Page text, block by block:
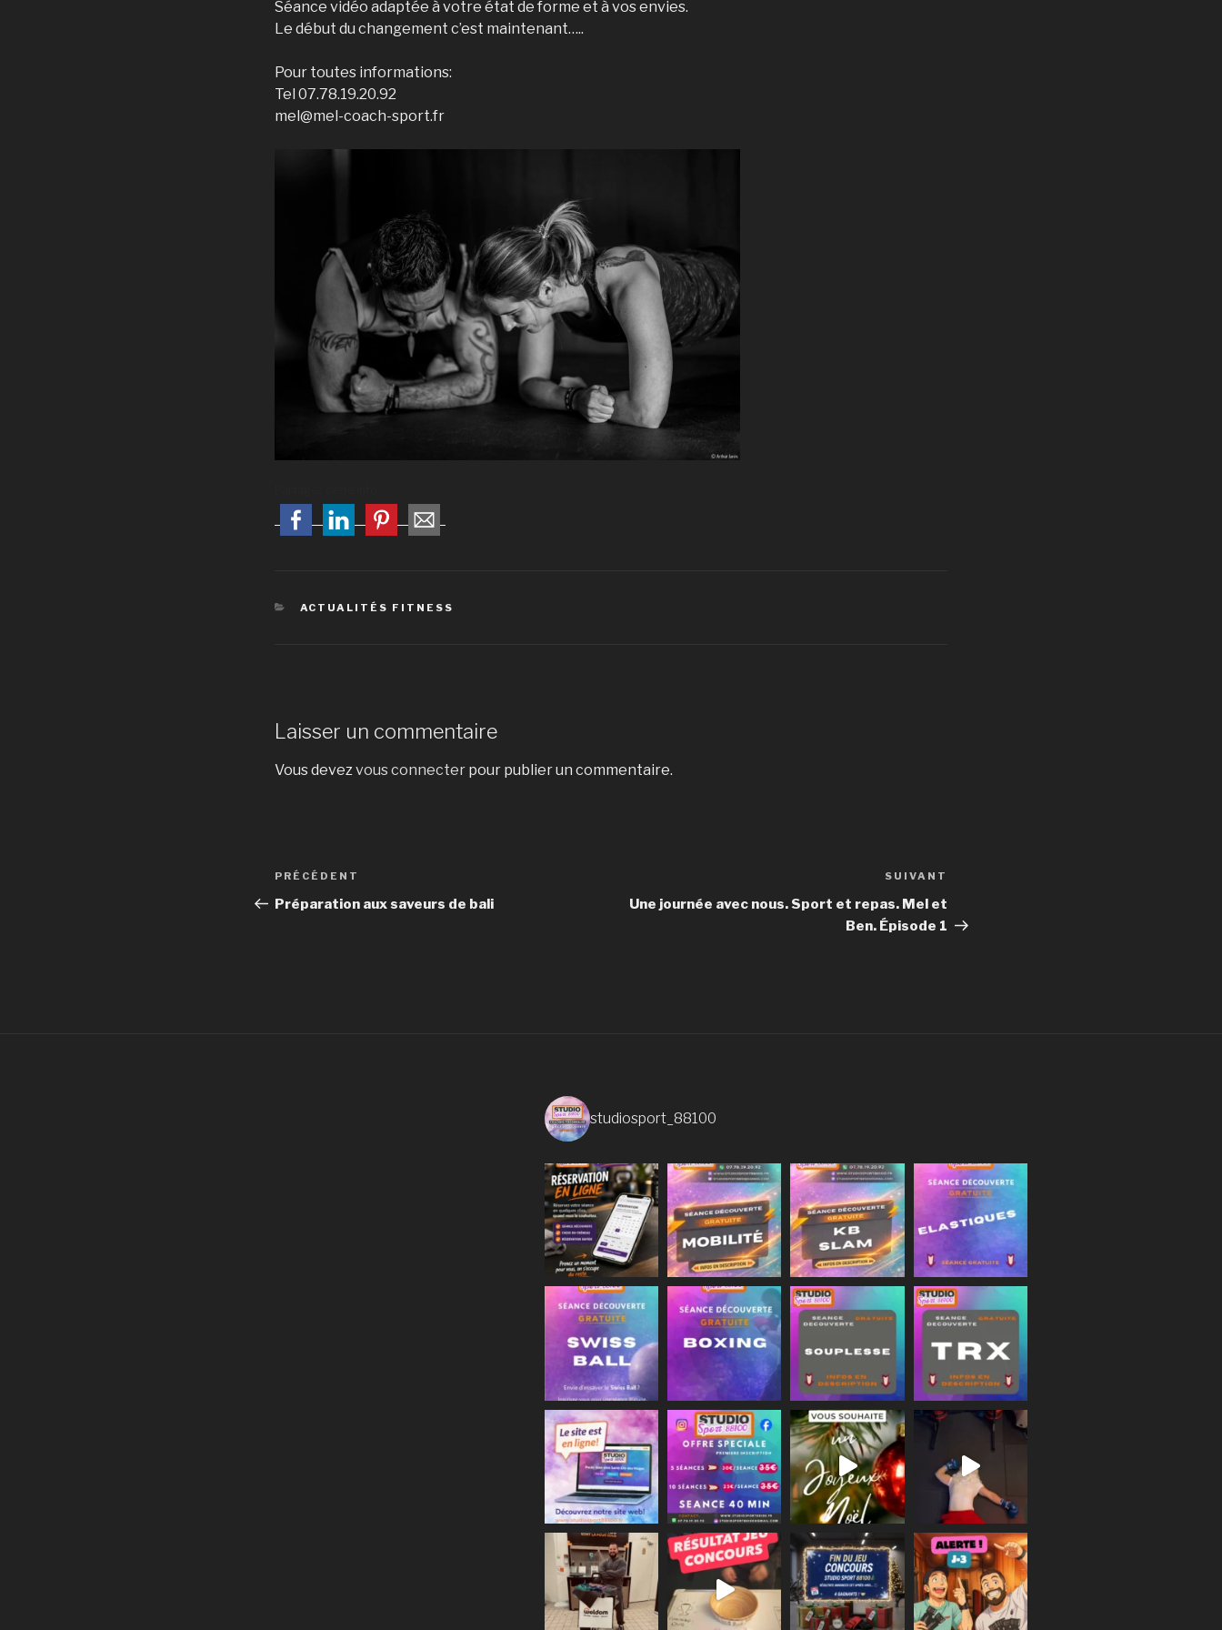
Séance vidéo adaptée à votre état de forme et à vos envies.
Le début du changement c’est maintenant…..
Pour toutes informations:
Tel 07.78.19.20.92
mel@mel-coach-sport.fr
CATÉGORIES
ACTUALITÉS FITNESS
Laisser un commentaire
Vous devezvous connecter pour publier un commentaire.
Navigation
de
Article
précédent
PRÉCÉDENT
Préparation aux saveurs de bali
SUIVANT
Une journée avec nous. Sport et repas. Mel et
Ben. Épisode 1
studiosport_88100